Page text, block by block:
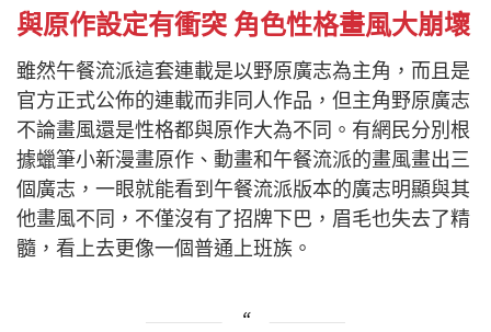
與原作設定有衝突 角色性格畫風大崩壞
雖然午餐流派這套連載是以野原廣志為主角，而且是
官方正式公佈的連載而非同人作品，但主角野原廣志
不論畫風還是性格都與原作大為不同。有網民分別根
據蠟筆小新漫畫原作、動畫和午餐流派的畫風畫出三
個廣志，一眼就能看到午餐流派版本的廣志明顯與其
他畫風不同，不僅沒有了招牌下巴，眉毛也失去了精
髓，看上去更像一個普通上班族。